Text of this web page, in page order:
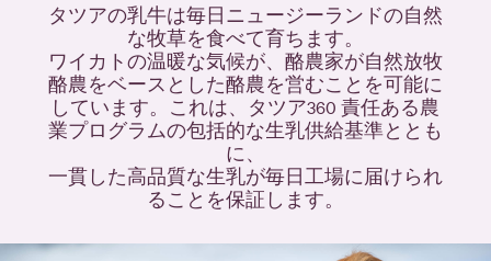
タツアの乳牛は毎日ニュージーランドの自然
な牧草を食べて育ちます。
ワイカトの温暖な気候が、酪農家が自然放牧
酪農をベースとした酪農を営むことを可能に
しています。これは、タツア360 責任ある農
業プログラムの包括的な生乳供給基準ととも
に、
一貫した高品質な生乳が毎日工場に届けられ
ることを保証します。